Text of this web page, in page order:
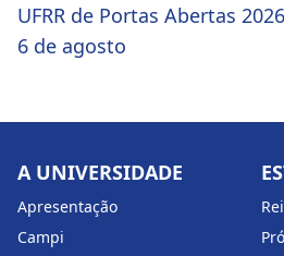
UFRR de Portas Abertas
6 de agosto
A UNIVERSIDADE
Apresentação
Campi